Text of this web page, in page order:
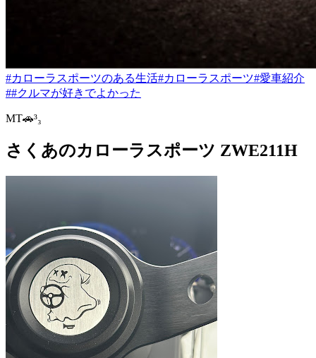
#カローラスポーツのある生活#カローラスポーツ#愛車紹介
##クルマが好きでよかった
MT🚗³₃
さくあのカローラスポーツ ZWE211H